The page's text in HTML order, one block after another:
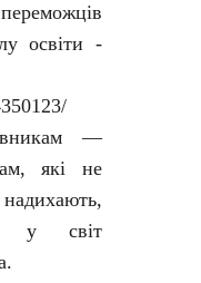
освіти -
—
які не
у світ